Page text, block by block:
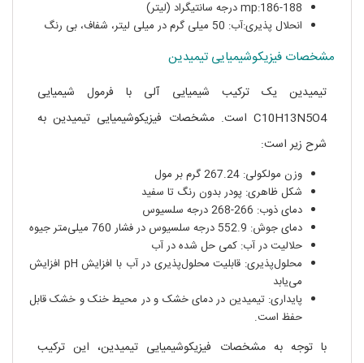
mp:186-188 درجه سانتیگراد (لیتر)
انحلال پذیری:آب: 50 میلی گرم در میلی لیتر، شفاف، بی رنگ
مشخصات فیزیکوشیمیایی تیمیدین
تیمیدین یک ترکیب شیمیایی آلی با فرمول شیمیایی
C10H13N5O4 است. مشخصات فیزیکوشیمیایی تیمیدین به
شرح زیر است:
وزن مولکولی: 267.24 گرم بر مول
شکل ظاهری: پودر بدون رنگ تا سفید
دمای ذوب: 266-268 درجه سلسیوس
دمای جوش: 552.9 درجه سلسیوس در فشار 760 میلی‌متر جیوه
حلالیت در آب: کمی حل شده در آب
محلول‌پذیری: قابلیت محلول‌پذیری در آب با افزایش pH افزایش
می‌یابد
پایداری: تیمیدین در دمای خشک و در محیط خنک و خشک قابل
حفظ است.
با توجه به مشخصات فیزیکوشیمیایی تیمیدین، این ترکیب